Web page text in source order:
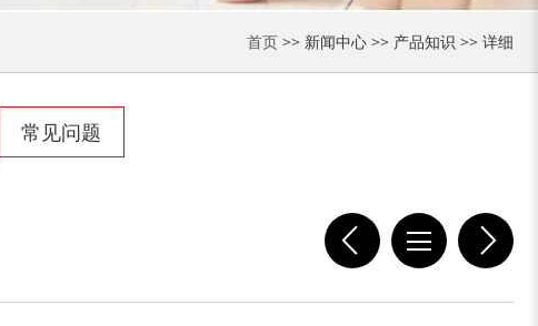
首页 >> 新闻中心 >> 产品知识 >> 详细
常见问题
易拉罐破碎机
水滴式粉碎机